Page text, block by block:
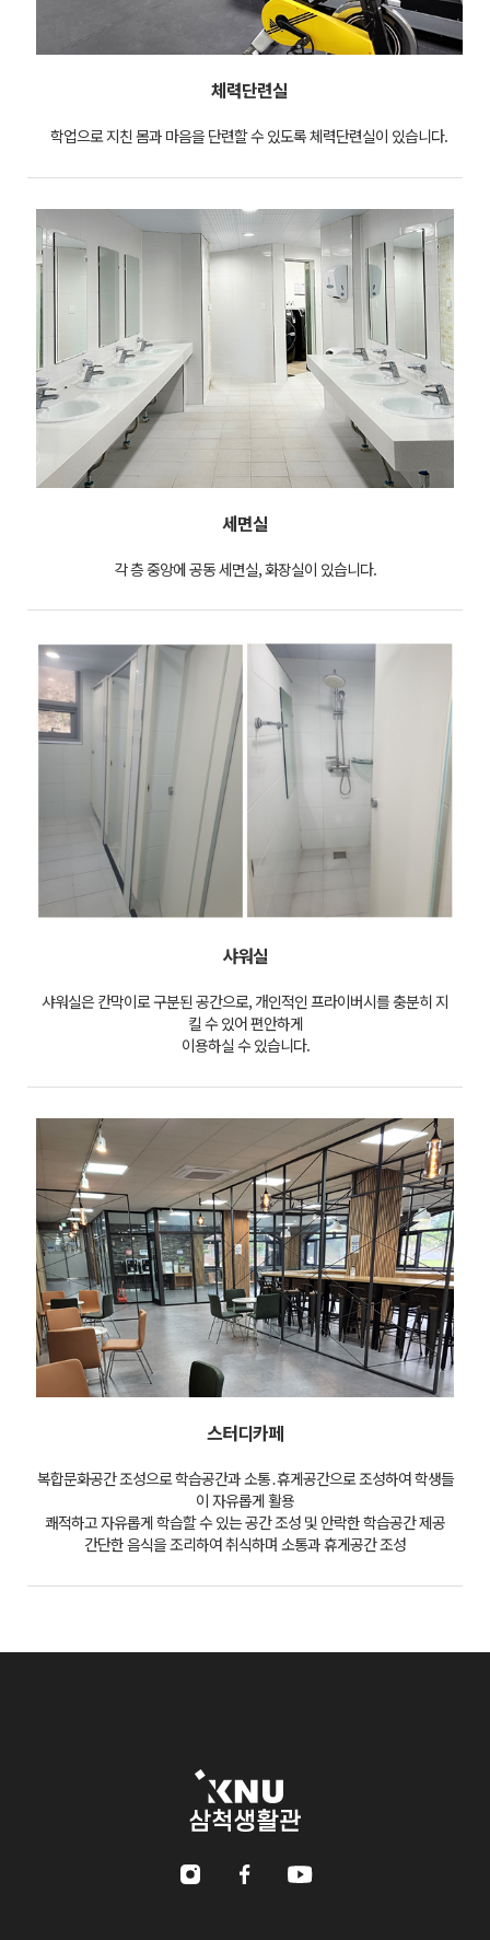
체력단련실
학업으로 지친 몸과 마음을 단련할 수 있도록 체력단련실이 있습니다.
세면실
각 층 중앙에 공동 세면실, 화장실이 있습니다.
샤워실
샤워실은 칸막이로 구분된 공간으로, 개인적인 프라이버시를 충분히 지
킬 수 있어 편안하게
이용하실 수 있습니다.
스터디카페
복합문화공간 조성으로 학습공간과 소통․휴게공간으로 조성하여 학생들
이 자유롭게 활용
쾌적하고 자유롭게 학습할 수 있는 공간 조성 및 안락한 학습공간 제공
간단한 음식을 조리하여 취식하며 소통과 휴게공간 조성